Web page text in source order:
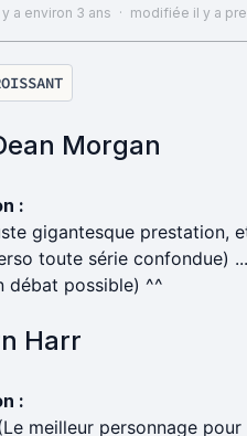
a environ 3 ans · modifiée il y a
Morgan
:
gigantesque prestation,
toute série confondue)
débat possible) ^^
Harr
:
meilleur personnage pour